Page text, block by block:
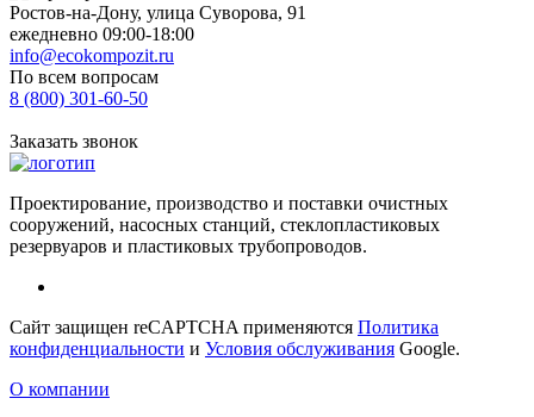
Ростов-на-Дону, улица Суворова, 91
ежедневно 09:00-18:00
info@ecokompozit.ru
По всем вопросам
8 (800) 301-60-50
Заказать звонок
Проектирование, производство и поставки очистных
сооружений, насосных станций, стеклопластиковых
резервуаров и пластиковых трубопроводов.
Сайт защищен reCAPTCHA применяются Политика
конфиденциальности и Условия обслуживания Google.
О компании